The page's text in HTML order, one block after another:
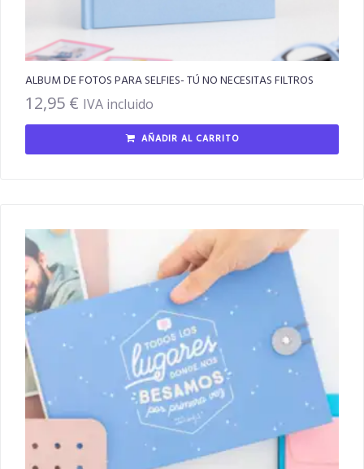
ALBUM DE FOTOS PARA SELFIES- TÚ NO NECESITAS FILTROS
12,95 € IVA incluido
AÑADIR AL CARRITO